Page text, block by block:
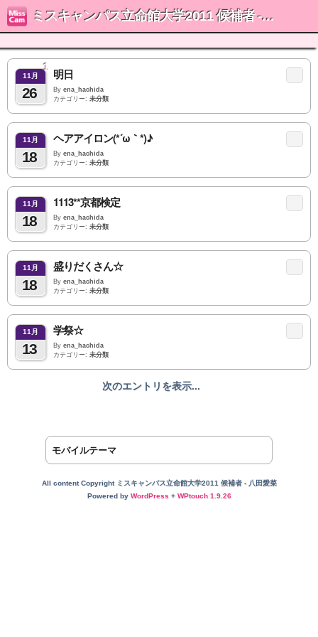
ミスキャンパス立命館大学2011 候補者 - 八田愛菜
1
11月
26
明日
By ena_hachida
カテゴリー: 未分類
11月
18
ヘアアイロン(*´ω｀*)♪
By ena_hachida
カテゴリー: 未分類
11月
18
1113**京都検定
By ena_hachida
カテゴリー: 未分類
11月
18
盛りだくさん☆
By ena_hachida
カテゴリー: 未分類
11月
13
学祭☆
By ena_hachida
カテゴリー: 未分類
次のエントリを表示...
モバイルテーマ
All content Copyright ミスキャンパス立命館大学2011 候補者 - 八田愛菜
Powered by WordPress+ WPtouch 1.9.26